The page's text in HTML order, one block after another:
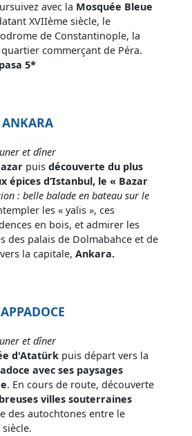
avec la Mosquée Bleue
XVIIème siècle, le
de Constantinople, la
commerçant de Péra.
5*
et dîner
puis découverte du plus
épices d’Istanbul, le « Bazar
: belle balade en bateau sur le
les « yalis », ces
en bois, et admirer les
des palais de Dolmabahce et de
la capitale, Ankara.
et dîner
d'Atatürk puis départ vers la
avec ses paysages
. En cours de route, découverte
villes souterraines
des autochtones entre le